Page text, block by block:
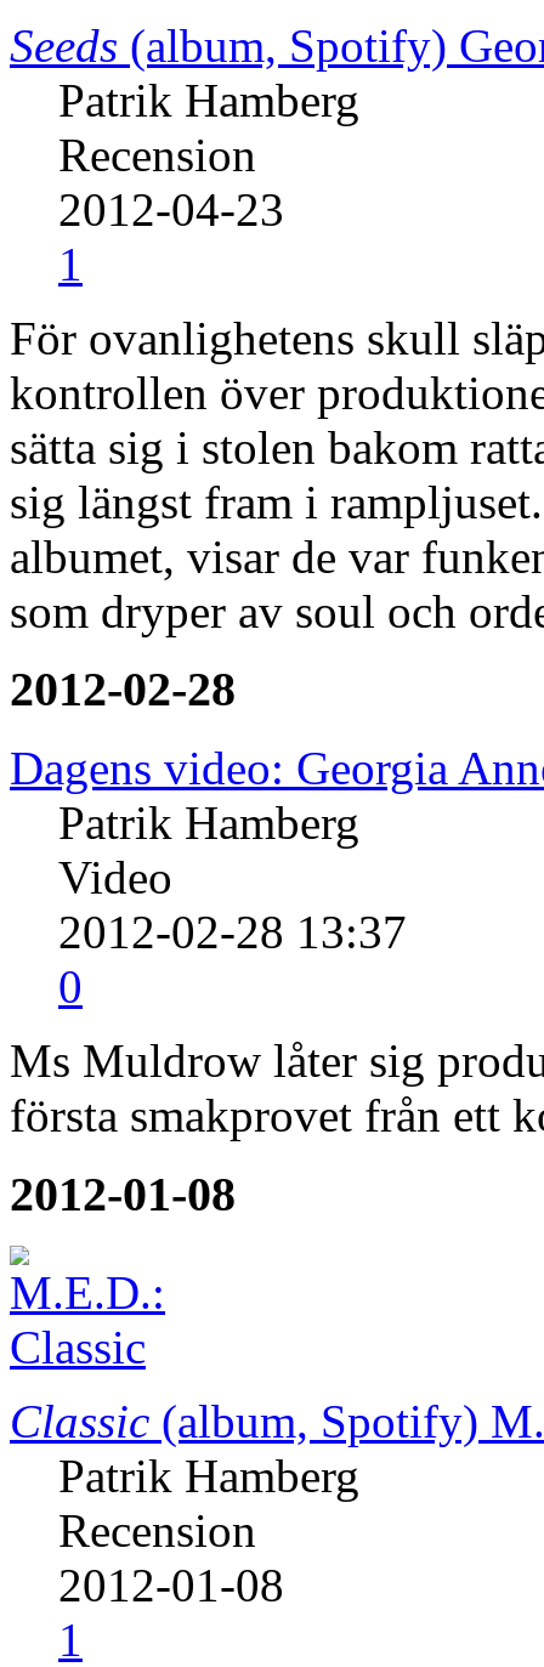
Seeds (album, Spotify)
Patrik Hamberg
Recension
2012-04-23
1
För ovanlighetens skull
kontrollen över
sätta sig i stolen bakom
sig längst fram i
albumet, visar de var
som dryper av soul och
2012-02-28
Dagens video: Georgia
Patrik Hamberg
Video
2012-02-28 13:37
0
Ms Muldrow låter sig
första smakprovet från ett
2012-01-08
Classic (album, Spotify)
Patrik Hamberg
Recension
2012-01-08
1